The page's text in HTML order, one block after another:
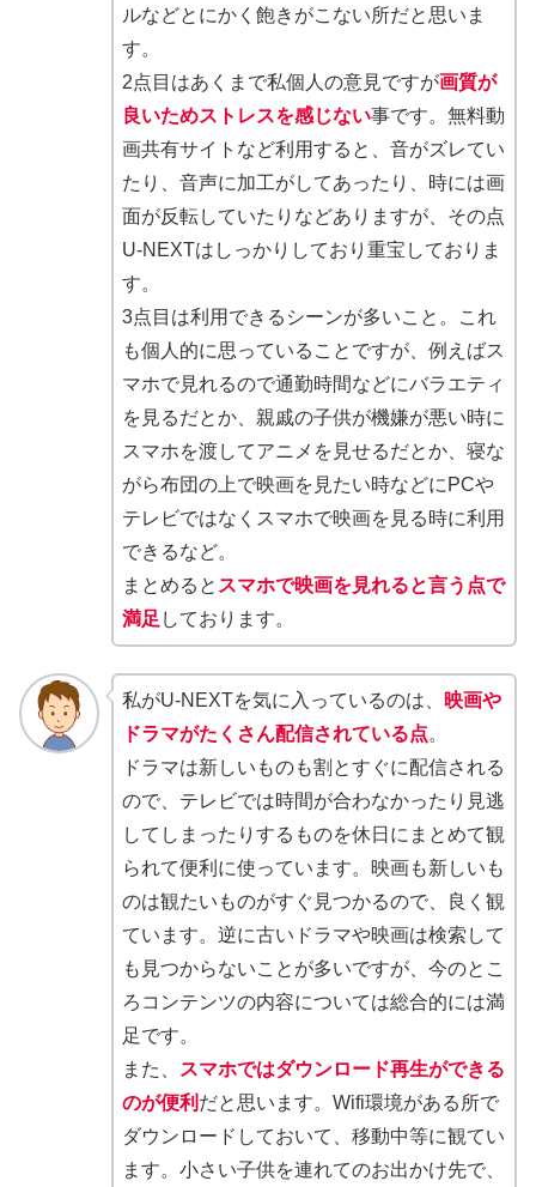
ルなどとにかく飽きがこない所だと思いま
す。
2点目はあくまで私個人の意見ですが画質が
良いためストレスを感じない事です。無料動
画共有サイトなど利用すると、音がズレてい
たり、音声に加工がしてあったり、時には画
面が反転していたりなどありますが、その点
U-NEXTはしっかりしており重宝しておりま
す。
3点目は利用できるシーンが多いこと。これ
も個人的に思っていることですが、例えばス
マホで見れるので通勤時間などにバラエティ
を見るだとか、親戚の子供が機嫌が悪い時に
スマホを渡してアニメを見せるだとか、寝な
がら布団の上で映画を見たい時などにPCや
テレビではなくスマホで映画を見る時に利用
できるなど。
まとめると スマホで映画を見れると言う点で
満足 しております。
私がU-NEXTを気に入っているのは、
映画や
ドラマがたくさん配信されている点。
ドラマは新しいものも割とすぐに配信される
ので、テレビでは時間が合わなかったり見逃
してしまったりするものを休日にまとめて観
られて便利に使っています。映画も新しいも
のは観たいものがすぐ見つかるので、良く観
ています。逆に古いドラマや映画は検索して
も見つからないことが多いですが、今のとこ
ろコンテンツの内容については総合的には満
足です。
また、
スマホではダウンロード再生ができる
のが便利 だと思います。Wifi環境がある所で
ダウンロードしておいて、移動中等に観てい
ます。小さい子供を連れてのお出かけ先で、